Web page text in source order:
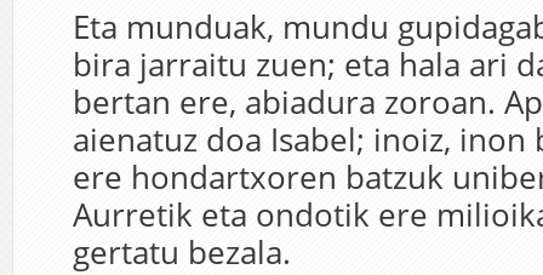
Eta munduak, mundu
bira jarraitu zuen; eta hala ari
bertan ere, abiadura zoroan.
aienatuz doa Isabel; inoiz, inon
ere hondartxoren batzuk
Aurretik eta ondotik ere
gertatu bezala.